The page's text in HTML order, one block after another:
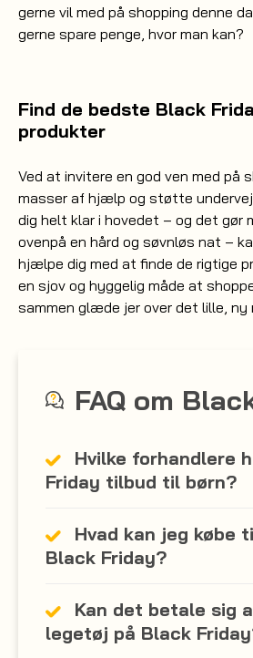
gerne vil med på shopping denne
gerne spare penge, hvor man kan?
Find de bedste Black
produkter
Ved at invitere en god ven med på
masser af hjælp og støtte
dig helt klar i hovedet – og det
ovenpå en hård og søvnløs nat –
hjælpe dig med at finde de rigtige
en sjov og hyggelig måde at
sammen glæde jer over det lille, ny
FAQ om
Hvilke forhandlere
Friday tilbud til børn?
Hvad kan jeg købe
Black Friday?
Kan det betale sig
legetøj på Black